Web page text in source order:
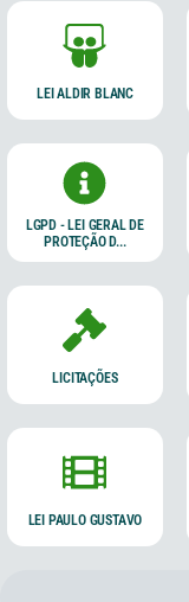
LEI ALDIR BLANC
LGPD - LEI GERAL DE
PROTEÇÃO D...
LICITAÇÕES
LEI PAULO GUSTAVO